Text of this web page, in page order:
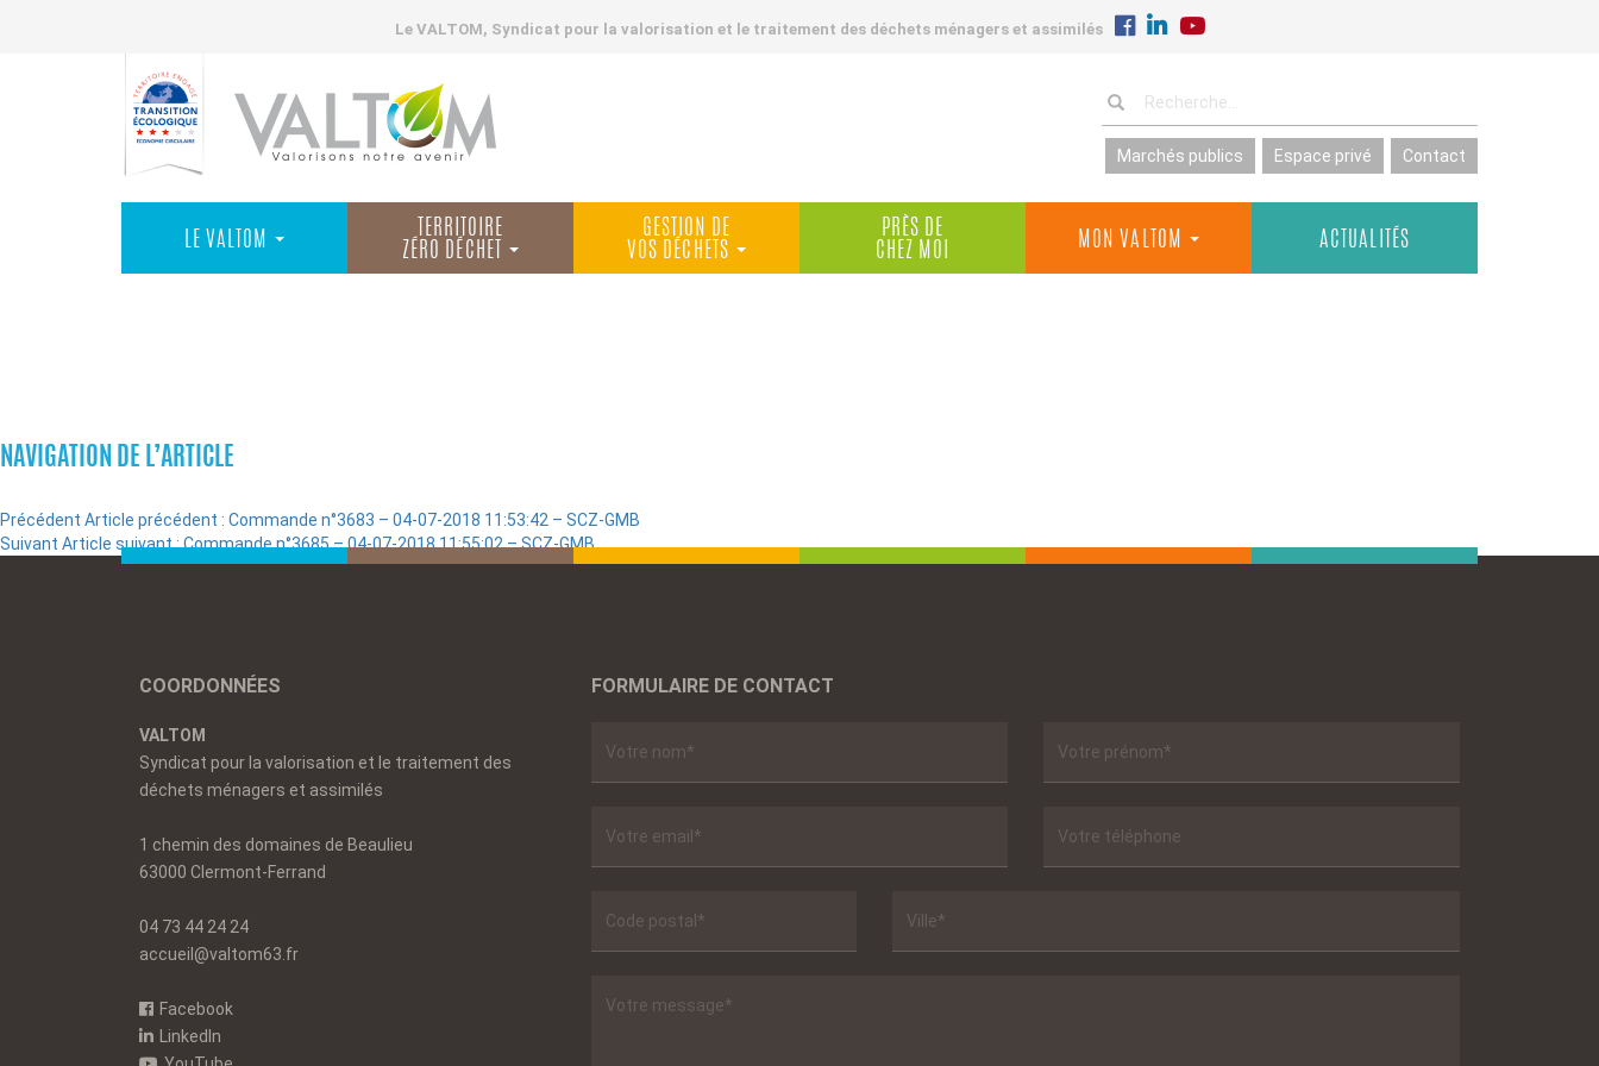
Le VALTOM, Syndicat pour la valorisation et le traitement des déchets ménagers et assimilés
Marchés publics Espace privé Contact
LE VALTOM
TERRITOIRE
ZÉRO DÉCHET
GESTION DE
VOS DÉCHETS
PRÈS DE
CHEZ MOI
MON VALTOM ACTUALITÉS
NAVIGATION DE L’ARTICLE
Précédent Article précédent : Commande n°3683 – 04-07-2018 11:53:42 – SCZ-GMB
Suivant Article suivant :Commande n°3685 – 04-07-2018 11:55:02 – SCZ-GMB
COORDONNÉES
VALTOM
Syndicat pour la valorisation et le traitement des
déchets ménagers et assimilés
1 chemin des domaines de Beaulieu
63000 Clermont-Ferrand
04 73 44 24 24
accueil@valtom63.fr
Facebook
LinkedIn
FORMULAIRE DE CONTACT